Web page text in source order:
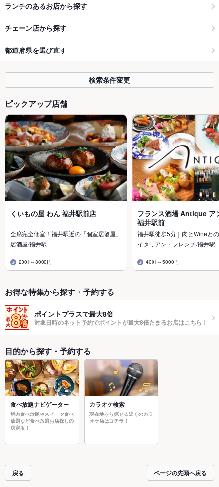
ランチのあるお店から探す
チェーン店から探す
都道府県を選び直す
検索条件変更
ピックアップ店舗
くいもの屋 わん 福井駅前店
全席完全個室！福井駅近の「個室居酒屋」
居酒屋/福井駅
2001～3000円
フランス酒場 Antique ア
福井駅前
福井駅徒歩5分｜肉とWineと
イタリアン・フレンチ/福井駅
4001～5000円
お得な特集から探す・予約する
ポイントプラスで最大8倍
対象日時のネット予約でポイントが最大8倍たまるお店はこちら！
目的から探す・予約する
食べ放題ナビゲーター
焼肉食べ放題やスイーツ食べ
放題など食べ放題お店探しの
決定版！
カラオケ検索
現在地から探せる近くのカラ
オケ店はコチラ！
戻る ページの先頭へ戻る